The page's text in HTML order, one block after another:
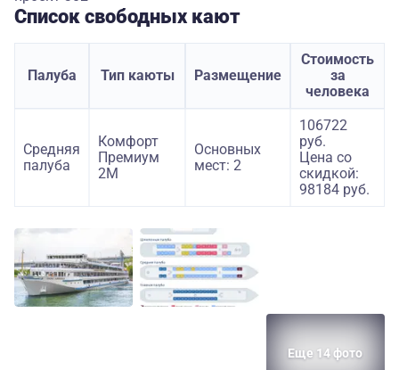
Список свободных кают
Палуба Тип каюты Размещение
Стоимость
за
человека
Средняя
палуба
Комфорт
Премиум
2М
Основных
мест: 2
106722
руб.
Цена со
скидкой:
98184 руб.
Еще 14 фото